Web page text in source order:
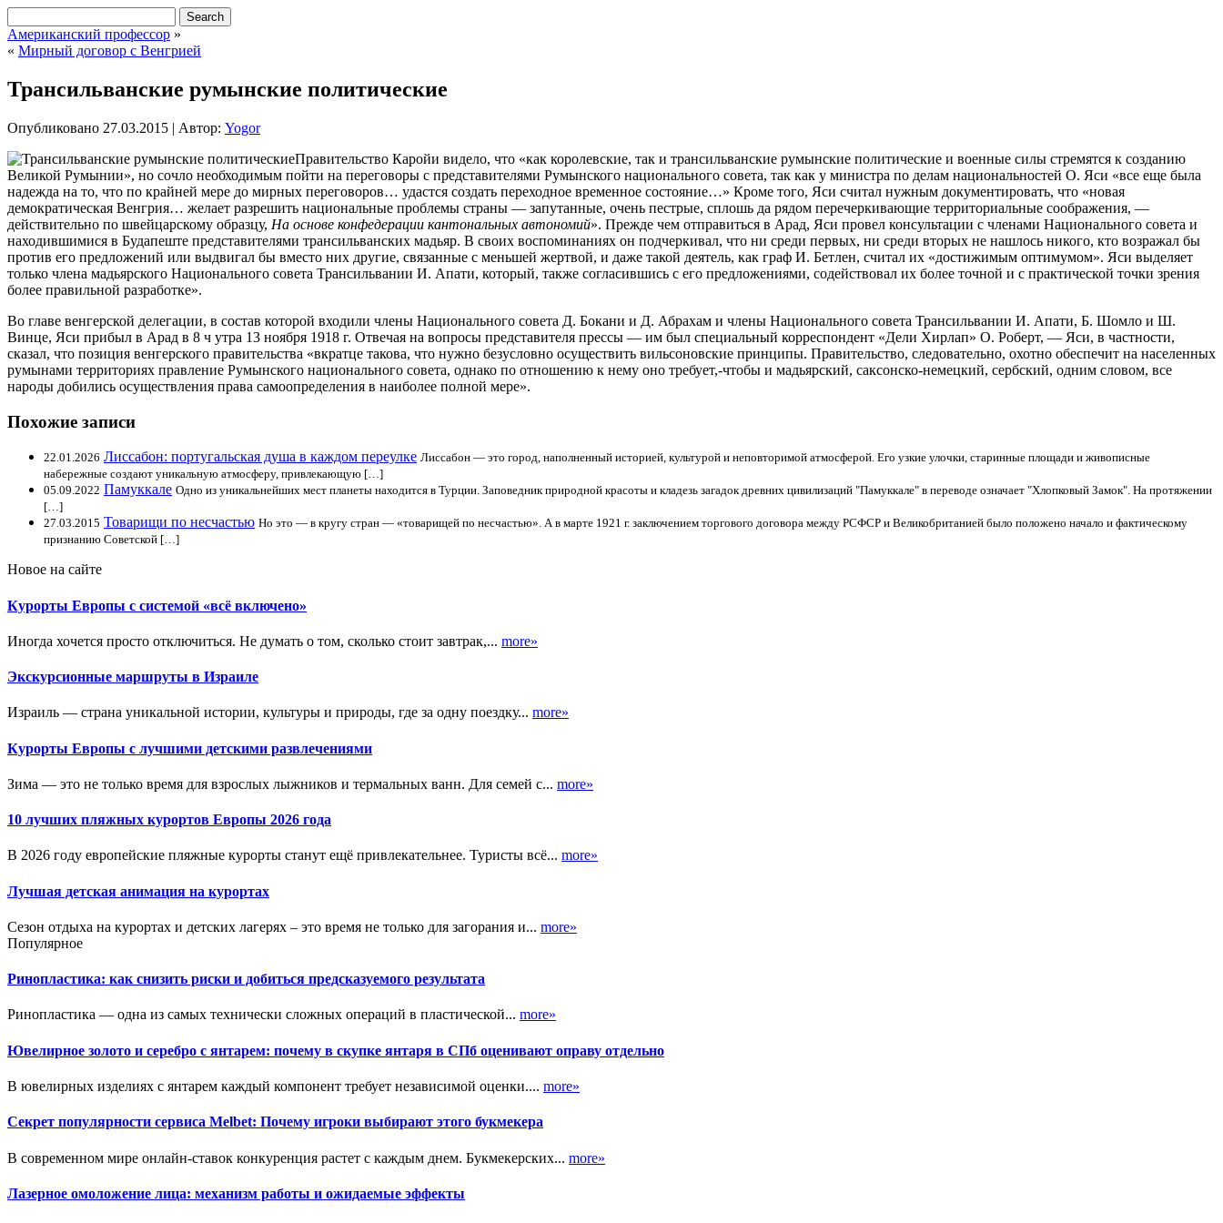
Американский профессор »
« Мирный договор с Венгрией
Трансильванские румынские политические
Опубликовано 27.03.2015 | Автор: Yogor
Правительство Каройи видело, что «как королевские, так и трансильванские румынские политические и военные силы стремятся к созданию
Великой Румынии», но сочло необходимым пойти на переговоры с представителями Румынского национального совета, так как у министра по делам национальностей О. Яси «все еще была
надежда на то, что по крайней мере до мирных переговоров… удастся создать переходное временное состояние…» Кроме того, Яси считал нужным документировать, что «новая
демократическая Венгрия… желает разрешить национальные проблемы страны — запутанные, очень пестрые, сплошь да рядом перечеркивающие территориальные соображения, —
действительно по швейцарскому образцу, На основе конфедерации кантональных автономий». Прежде чем отправиться в Арад, Яси провел консультации с членами Национального совета и
находившимися в Будапеште представителями трансильванских мадьяр. В своих воспоминаниях он подчеркивал, что ни среди первых, ни среди вторых не нашлось никого, кто возражал бы
против его предложений или выдвигал бы вместо них другие, связанные с меньшей жертвой, и даже такой деятель, как граф И. Бетлен, считал их «достижимым оптимумом». Яси выделяет
только члена мадьярского Национального совета Трансильвании И. Апати, который, также согласившись с его предложениями, содействовал их более точной и с практической точки зрения
более правильной разработке».
Во главе венгерской делегации, в состав которой входили члены Национального совета Д. Бокани и Д. Абрахам и члены Национального совета Трансильвании И. Апати, Б. Шомло и Ш.
Винце, Яси прибыл в Арад в 8 ч утра 13 ноября 1918 г. Отвечая на вопросы представителя прессы — им был специальный корреспондент «Дели Хирлап» О. Роберт, — Яси, в частности,
сказал, что позиция венгерского правительства «вкратце такова, что нужно безусловно осуществить вильсоновские принципы. Правительство, следовательно, охотно обеспечит на населенных
румынами территориях правление Румынского национального совета, однако по отношению к нему оно требует,-чтобы и мадьярский, саксонско-немецкий, сербский, одним словом, все
народы добились осуществления права самоопределения в наиболее полной мере».
Похожие записи
22.01.2026 Лиссабон: португальская душа в каждом переулке Лиссабон — это город, наполненный историей, культурой и неповторимой атмосферой. Его узкие улочки, старинные площади и живописные
набережные создают уникальную атмосферу, привлекающую […]
05.09.2022 Памуккале Одно из уникальнейших мест планеты находится в Турции. Заповедник природной красоты и кладезь загадок древних цивилизаций "Памуккале" в переводе означает "Хлопковый Замок". На протяжении
[…]
27.03.2015 Товарищи по несчастью Но это — в кругу стран — «товарищей по несчастью». А в марте 1921 г. заключением торгового договора между РСФСР и Великобританией было положено начало и фактическому
признанию Советской […]
Новое на сайте
Курорты Европы с системой «всё включено»
Иногда хочется просто отключиться. Не думать о том, сколько стоит завтрак,... more»
Экскурсионные маршруты в Израиле
Израиль — страна уникальной истории, культуры и природы, где за одну поездку... more»
Курорты Европы с лучшими детскими развлечениями
Зима — это не только время для взрослых лыжников и термальных ванн. Для семей с... more»
10 лучших пляжных курортов Европы 2026 года
В 2026 году европейские пляжные курорты станут ещё привлекательнее. Туристы всё... more»
Лучшая детская анимация на курортах
Сезон отдыха на курортах и детских лагерях – это время не только для загорания и... more»
Популярное
Ринопластика: как снизить риски и добиться предсказуемого результата
Ринопластика — одна из самых технически сложных операций в пластической... more»
Ювелирное золото и серебро с янтарем: почему в скупке янтаря в СПб оценивают оправу отдельно
В ювелирных изделиях с янтарем каждый компонент требует независимой оценки.... more»
Секрет популярности сервиса Melbet: Почему игроки выбирают этого букмекера
В современном мире онлайн-ставок конкуренция растет с каждым днем. Букмекерских... more»
Лазерное омоложение лица: механизм работы и ожидаемые эффекты